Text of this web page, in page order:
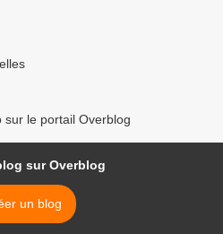
sur le portail Overblog
sur Overblog
un blog